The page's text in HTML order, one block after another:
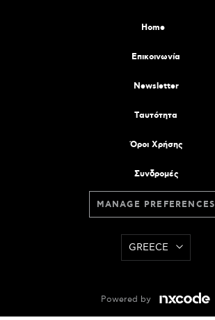
Home
Επικοινωνία
Newsletter
Tαυτότητα
Όροι Χρήσης
Συνδρομές
MANAGE PREFERENCES
GREECE
Powered by